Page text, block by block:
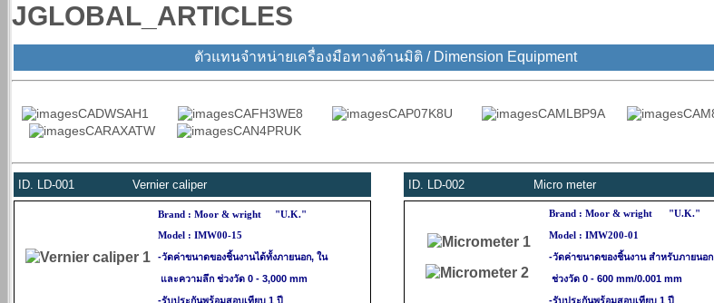
JGLOBAL_ARTICLES
ตัวแทนจำหน่ายเครื่องมือทางด้านมิติ / Dimension Equipment
ID. LD-001 Vernier caliper ID. LD-002 Micro meter
Brand : Moor & wright "U.K."
Model : IMW00-15
-วัดค่าขนาดของชิ้นงานได้ทั้งภายนอก, ใน
และความลึก ช่วงวัด 0 - 3,000 mm
-รับประกันพร้อมสอบเทียบ 1 ปี
Brand : Moor & wright "U.K."
Model : IMW200-01
-วัดค่าขนาดของชิ้นงาน สำหรับภายนอก
ช่วงวัด 0 - 600 mm/0.001 mm
-รับประกันพร้อมสอบเทียบ 1 ปี